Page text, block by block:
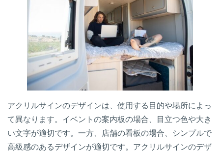
アクリルサインのデザインは、使用する目的や場所によっ
て異なります。イベントの案内板の場合、目立つ色や大き
い文字が適切です。一方、店舗の看板の場合、シンプルで
高級感のあるデザインが適切です。アクリルサインのデザ